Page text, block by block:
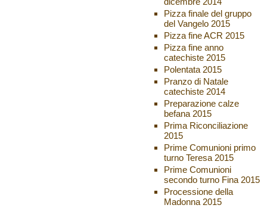
Pizza finale del gruppo
del Vangelo 2015
Pizza fine ACR 2015
Pizza fine anno
catechiste 2015
Polentata 2015
Pranzo di Natale
catechiste 2014
Preparazione calze
befana 2015
Prima Riconciliazione
2015
Prime Comunioni primo
turno Teresa 2015
Prime Comunioni
secondo turno Fina 2015
Processione della
Madonna 2015